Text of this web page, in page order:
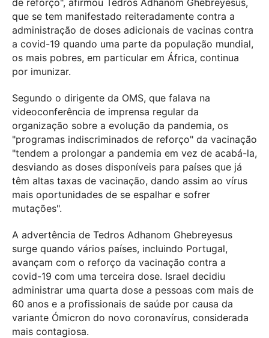
que se tem manifestado reiteradamente contra a
administração de doses adicionais de vacinas contra
a covid-19 quando uma parte da população mundial,
os mais pobres, em particular em África, continua
por imunizar.
Segundo o dirigente da OMS, que falava na
videoconferência de imprensa regular da
organização sobre a evolução da pandemia, os
"programas indiscriminados de reforço" da vacinação
"tendem a prolongar a pandemia em vez de acabá-la,
desviando as doses disponíveis para países que já
têm altas taxas de vacinação, dando assim ao vírus
mais oportunidades de se espalhar e sofrer
mutações".
A advertência de Tedros Adhanom Ghebreyesus
surge quando vários países, incluindo Portugal,
avançam com o reforço da vacinação contra a
covid-19 com uma terceira dose. Israel decidiu
administrar uma quarta dose a pessoas com mais de
60 anos e a profissionais de saúde por causa da
variante Ómicron do novo coronavírus, considerada
mais contagiosa.